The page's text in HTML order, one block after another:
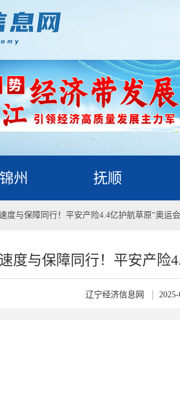
锦州 抚顺
度与保障同行！平安产险4.4亿护航草原“奥运
速度与保障同行！平安产险
辽宁经济信息网